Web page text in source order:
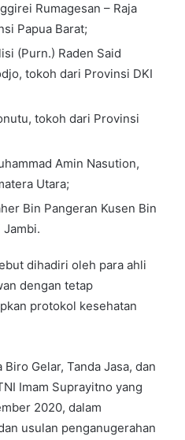
Rumagesan – Raja
Papua Barat;
(Purn.) Raden Said
tokoh dari Provinsi DKI
tokoh dari Provinsi
Amin Nasution,
Utara;
Bin Pangeran Kusen Bin
dihadiri oleh para ahli
dengan tetap
protokol kesehatan
Gelar, Tanda Jasa, dan
Imam Suprayitno yang
2020, dalam
usulan penganugerahan